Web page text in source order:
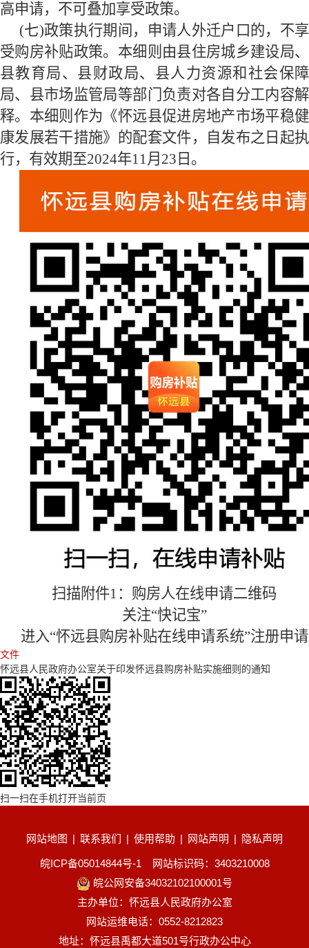
高申请，不可叠加享受政策。
(七)政策执行期间，申请人外迁户口的，不享
受购房补贴政策。 本细则由县住房城乡建设局、
县教育局、县财政局、县人力资源和社会保障
局、县市场监管局等部门负责对各自分工内容解
释。 本细则作为《怀远县促进房地产市场平稳健
康发展若干措施》的配套文件，自发布之日起执
行，有效期至2024年11月 23 日。
扫描附件1 ：购房人在线申请二维码
关注“快记宝”
进入“怀远县购房补贴在线申请系统”注册申请
文件
怀远县人民政府办公室关于印发怀远县购房补贴实施细则的通知
扫一扫在手机打开当前页
网站地图 | 联系我们 | 使用帮助 | 网站声明 | 隐私声明
皖ICP备05014844号-1
网站标识码：3403210008
皖公网安备34032102100001号
主办单位：怀远县人民政府办公室
网站运维电话：0552-8212823
地址：怀远县禹都大道501号行政办公中心